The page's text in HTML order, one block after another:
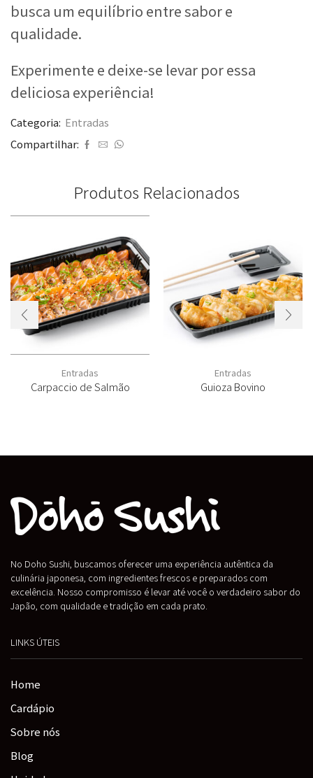
busca um equilíbrio entre sabor e
qualidade.
Experimente e deixe-se levar por essa
deliciosa experiência!
Categoria: Entradas
Compartilhar:
Produtos Relacionados
Entradas
Carpaccio de Salmão
Entradas
Guioza Bovino
No Doho Sushi, buscamos oferecer uma experiência autêntica da
culinária japonesa, com ingredientes frescos e preparados com
excelência. Nosso compromisso é levar até você o verdadeiro sabor do
Japão, com qualidade e tradição em cada prato.
LINKS ÚTEIS
Home
Cardápio
Sobre nós
Blog